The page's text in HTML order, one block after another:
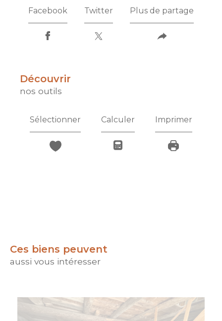
Facebook Twitter Plus de partage
découvrir
nos outils
Sélectionner Calculer Imprimer
Ces biens peuvent
aussi vous intéresser